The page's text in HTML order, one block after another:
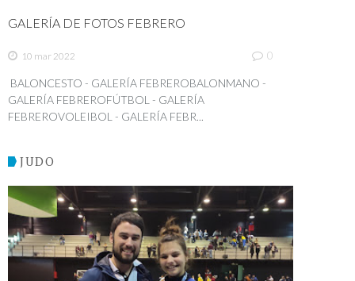
GALERÍA DE FOTOS FEBRERO
10 mar 2022 0
BALONCESTO - GALERÍA FEBREROBALONMANO -
GALERÍA FEBREROFÚTBOL - GALERÍA
FEBREROVOLEIBOL - GALERÍA FEBR...
JUDO